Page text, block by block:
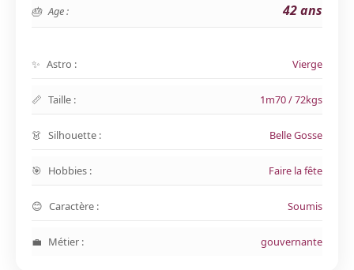
Age : 42 ans
Astro : Vierge
Taille : 1m70 / 72kgs
Silhouette : Belle Gosse
Hobbies : Faire la fête
Caractère : Soumis
Métier : gouvernante